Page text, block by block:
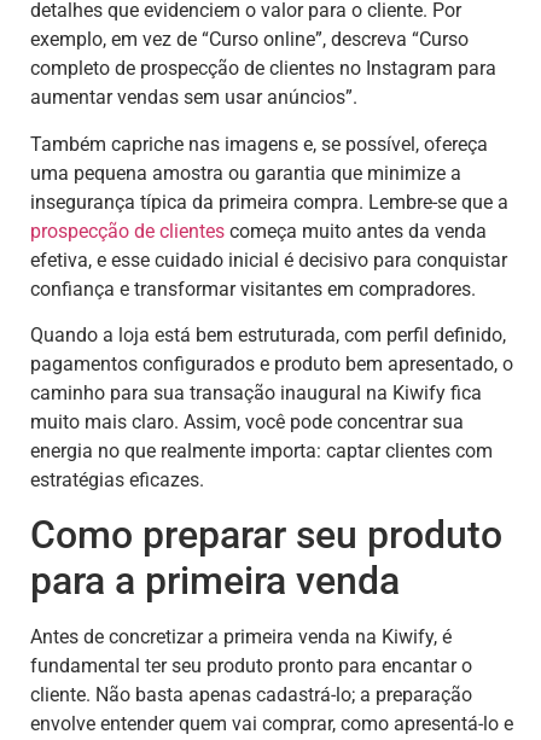
detalhes que evidenciem o valor para o cliente. Por
exemplo, em vez de “Curso online”, descreva “Curso
completo de prospecção de clientes no Instagram para
aumentar vendas sem usar anúncios”.
Também capriche nas imagens e, se possível, ofereça
uma pequena amostra ou garantia que minimize a
insegurança típica da primeira compra. Lembre-se que a
prospecção de clientes começa muito antes da venda
efetiva, e esse cuidado inicial é decisivo para conquistar
confiança e transformar visitantes em compradores.
Quando a loja está bem estruturada, com perfil definido,
pagamentos configurados e produto bem apresentado, o
caminho para sua transação inaugural na Kiwify fica
muito mais claro. Assim, você pode concentrar sua
energia no que realmente importa: captar clientes com
estratégias eficazes.
Como preparar seu produto
para a primeira venda
Antes de concretizar a primeira venda na Kiwify, é
fundamental ter seu produto pronto para encantar o
cliente. Não basta apenas cadastrá-lo; a preparação
envolve entender quem vai comprar, como apresentá-lo e